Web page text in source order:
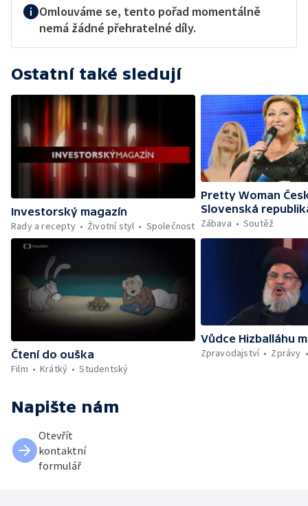
Omlouváme se, tento pořad momentálně
nemá žádné přehratelné díly.
Ostatní také sledují
Investorský magazín
Rady a recepty
Životní styl Společnost
Pretty Woman
Slovenská
Zábava
Soutěž
Čtení do ouška
Film
Krátký Studentský
Vůdce Hizballáhu
Zpravodajství
Zprávy
Napište nám
Otevřít
kontaktní
formulář